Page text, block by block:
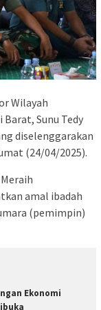
Wilayah
Sunu Tedy
diselenggarakan
(24/04/2025).
amal ibadah
(pemimpin)
Ekonomi